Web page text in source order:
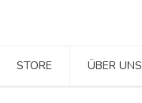
STORE ÜBER UNS